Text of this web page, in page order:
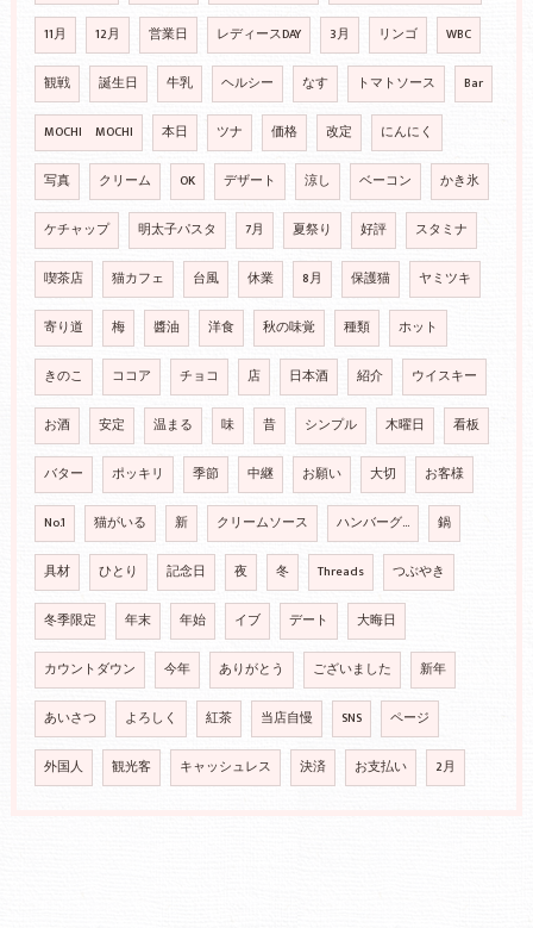
11月 12月 営業日 レディースDAY 3月 リンゴ WBC
観戦 誕生日 牛乳 ヘルシー なす トマトソース Bar
MOCHI MOCHI 本日 ツナ 価格 改定 にんにく
写真 クリーム OK デザート 涼し ベーコン かき氷
ケチャップ 明太子パスタ 7月 夏祭り 好評 スタミナ
喫茶店 猫カフェ 台風 休業 8月 保護猫 ヤミツキ
寄り道 梅 醬油 洋食 秋の味覚 種類 ホット
きのこ ココア チョコ 店 日本酒 紹介 ウイスキー
お酒 安定 温まる 味 昔 シンプル 木曜日 看板
バター ポッキリ 季節 中継 お願い 大切 お客様
No.1 猫がいる 新 クリームソース ハンバーグ… 鍋
具材 ひとり 記念日 夜 冬 Threads つぶやき
冬季限定 年末 年始 イブ デート 大晦日
カウントダウン 今年 ありがとう ございました 新年
あいさつ よろしく 紅茶 当店自慢 SNS ページ
外国人 観光客 キャッシュレス 決済 お支払い 2月